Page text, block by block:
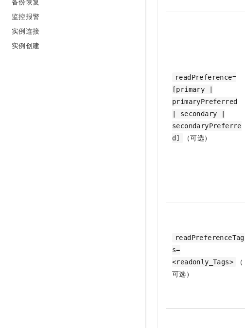
监控报警
实例连接
实例创建
readPreference=
[primary |
primaryPreferred
| secondary |
secondaryPreferre
d]
（可选）
readPreferenceTag
s=
<readonly_Tags>
（
可选）